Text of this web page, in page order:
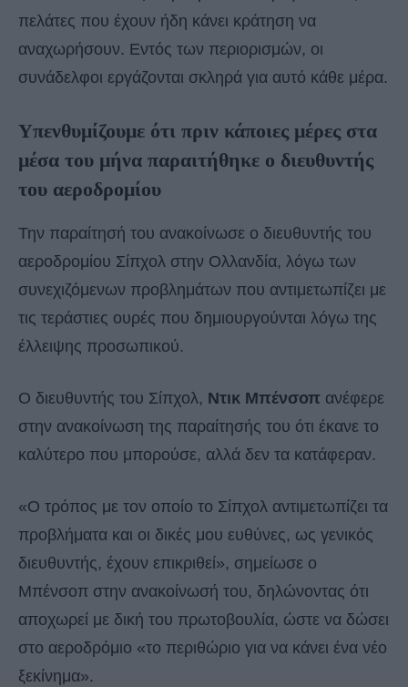
πελάτες που έχουν ήδη κάνει κράτηση να
αναχωρήσουν. Εντός των περιορισμών, οι
συνάδελφοι εργάζονται σκληρά για αυτό κάθε μέρα.
Υπενθυμίζουμε ότι πριν κάποιες μέρες στα
μέσα του μήνα παραιτήθηκε ο διευθυντής
του αεροδρομίου
Την παραίτησή του ανακοίνωσε ο διευθυντής του
αεροδρομίου Σίπχολ στην Ολλανδία, λόγω των
συνεχιζόμενων προβλημάτων που αντιμετωπίζει με
τις τεράστιες ουρές που δημιουργούνται λόγω της
έλλειψης προσωπικού.
Ο διευθυντής του Σίπχολ, Ντικ Μπένσοπ ανέφερε
στην ανακοίνωση της παραίτησής του ότι έκανε το
καλύτερο που μπορούσε, αλλά δεν τα κατάφεραν.
«Ο τρόπος με τον οποίο το Σίπχολ αντιμετωπίζει τα
προβλήματα και οι δικές μου ευθύνες, ως γενικός
διευθυντής, έχουν επικριθεί», σημείωσε ο
Μπένσοπ στην ανακοίνωσή του, δηλώνοντας ότι
αποχωρεί με δική του πρωτοβουλία, ώστε να δώσει
στο αεροδρόμιο «το περιθώριο για να κάνει ένα νέο
ξεκίνημα».